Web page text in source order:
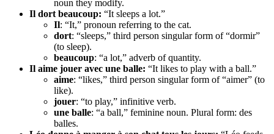
noun they modify.
Il dort beaucoup: “It sleeps a lot.”
Il: “It,” pronoun referring to the cat.
dort: “sleeps,” third person singular form of “dormir”
(to sleep).
beaucoup: “a lot,” adverb of quantity.
Il aime jouer avec une balle: “It likes to play with a ball.”
aime: “likes,” third person singular form of “aimer” (to
like).
jouer: “to play,” infinitive verb.
une balle: “a ball,” feminine noun. Plural form: des
balles.